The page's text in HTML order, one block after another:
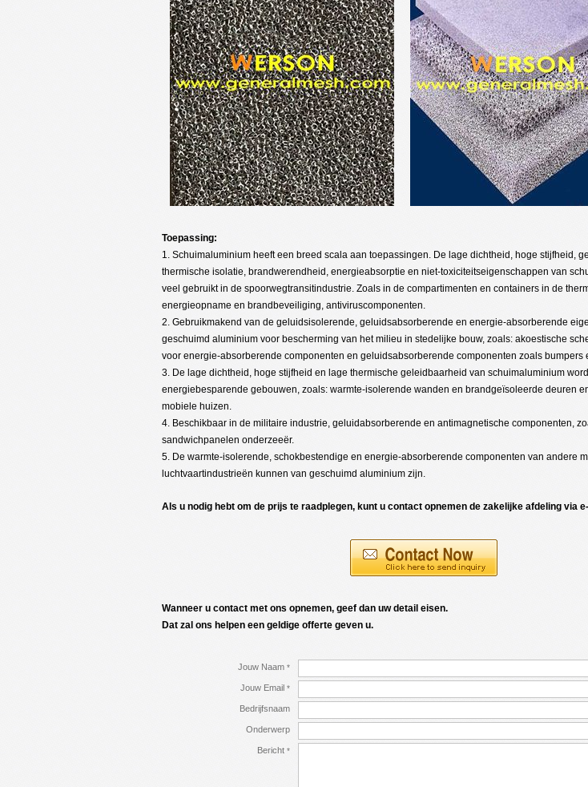
Toepassing:
1. Schuimaluminium heeft een breed scala aan toepassingen. De lage dichtheid, hoge stijfheid,
thermische isolatie, brandwerendheid, energieabsorptie en niet-toxiciteitseigenschappen van
veel gebruikt in de spoorwegtransitindustrie. Zoals in de compartimenten en containers in de
energieopname en brandbeveiliging, antiviruscomponenten.
2. Gebruikmakend van de geluidsisolerende, geluidsabsorberende en energie-absorberende
geschuimd aluminium voor bescherming van het milieu in stedelijke bouw, zoals: akoestische
voor energie-absorberende componenten en geluidsabsorberende componenten zoals bumpers
3. De lage dichtheid, hoge stijfheid en lage thermische geleidbaarheid van schuimaluminium
energiebesparende gebouwen, zoals: warmte-isolerende wanden en brandgeïsoleerde deuren
mobiele huizen.
4. Beschikbaar in de militaire industrie, geluidabsorberende en antimagnetische componenten,
sandwichpanelen onderzeeër.
5. De warmte-isolerende, schokbestendige en energie-absorberende componenten van andere
luchtvaartindustrieën kunnen van geschuimd aluminium zijn.
Als u nodig hebt om de prijs te raadplegen, kunt u contact opnemen de zakelijke afdeling via
Wanneer u contact met ons opnemen, geef dan uw detail eisen.
Dat zal ons helpen een geldige offerte geven u.
Jouw Naam *
Jouw Email *
Bedrijfsnaam
Onderwerp
Bericht *